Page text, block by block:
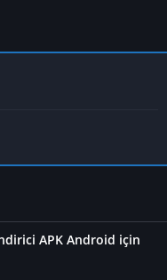
APK Android için